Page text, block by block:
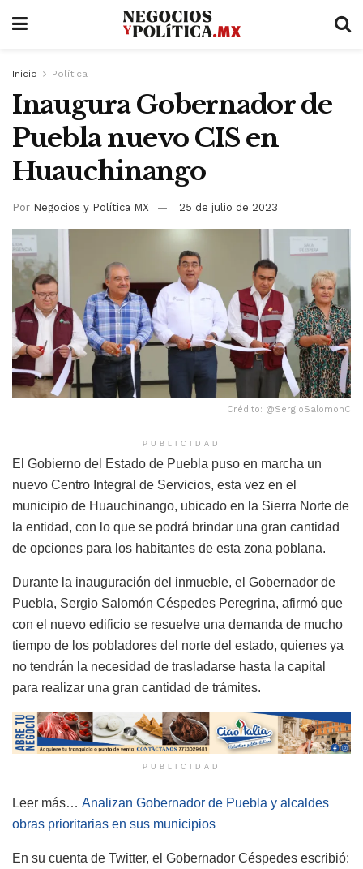
Inicio Política
Inaugura Gobernador de
Puebla nuevo CIS en
Huauchinango
Por Negocios y Política MX 25 de julio de 2023
Crédito: @SergioSalomonC
PUBLICIDAD
El Gobierno del Estado de Puebla puso en marcha un
nuevo Centro Integral de Servicios, esta vez en el
municipio de Huauchinango, ubicado en la Sierra Norte de
la entidad, con lo que se podrá brindar una gran cantidad
de opciones para los habitantes de esta zona poblana.
Durante la inauguración del inmueble, el Gobernador de
Puebla, Sergio Salomón Céspedes Peregrina, afirmó que
con el nuevo edificio se resuelve una demanda de mucho
tiempo de los pobladores del norte del estado, quienes ya
no tendrán la necesidad de trasladarse hasta la capital
para realizar una gran cantidad de trámites.
PUBLICIDAD
Leer más… Analizan Gobernador de Puebla y alcaldes
obras prioritarias en sus municipios
En su cuenta de Twitter, el Gobernador Céspedes escribió: